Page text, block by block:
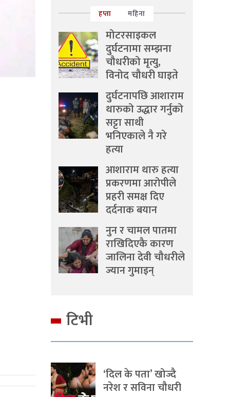
हप्ता महिना
मोटरसाइकल
दुर्घटनामा सम्झना
चौधरीको मृत्यु,
विनोद चौधरी घाइते
दुर्घटनापछि आशाराम
थारुको उद्धार गर्नुको
सट्टा साथी
भनिएकाले नै गरे
हत्या
आशाराम थारु हत्या
प्रकरणमा आरोपीले
प्रहरी समक्ष दिए
दर्दनाक बयान
नुन र चामल पातमा
राखिदिएकै कारण
जालिना देवी चौधरीले
ज्यान गुमाइन्
टिभी
‘दिल के पता’ खोज्दै
नरेश र सविना चौधरी